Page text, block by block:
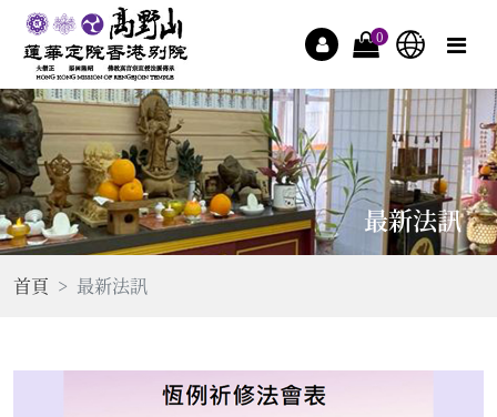
0
最新法訊
首頁 最新法訊